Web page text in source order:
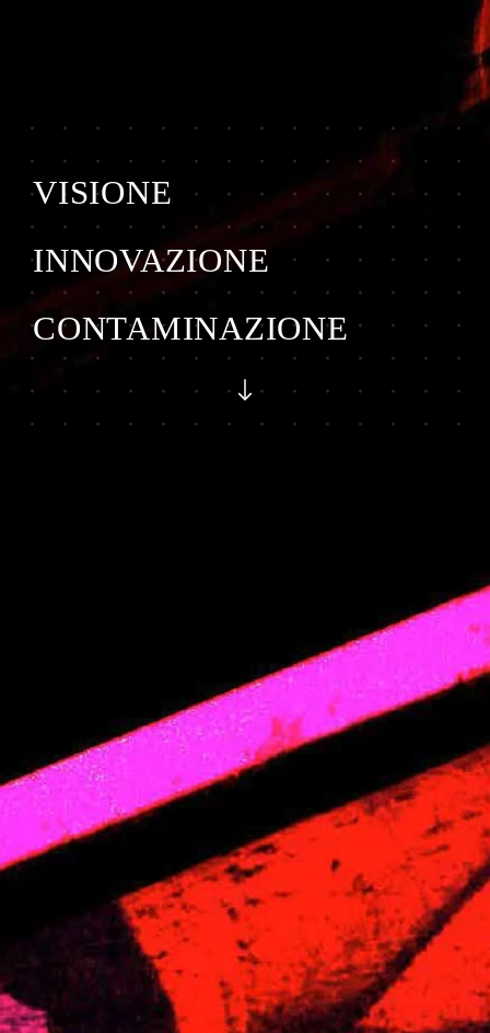
VISIONE
INNOVAZIONE
CONTAMINAZIONE